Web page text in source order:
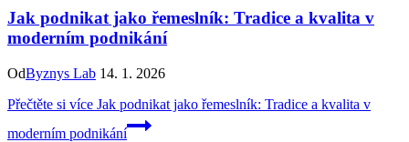
Jak podnikat jako řemeslník: Tradice a kvalita v
moderním podnikání
OdByznys Lab 14. 1. 2026
Přečtěte si více Jak podnikat jako řemeslník: Tradice a kvalita v
moderním podnikání